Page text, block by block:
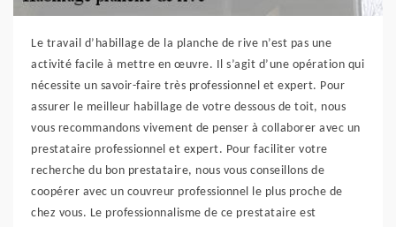
Le travail d’habillage de la planche de rive n’est pas une
activité facile à mettre en œuvre. Il s’agit d’une opération qui
nécessite un savoir-faire très professionnel et expert. Pour
assurer le meilleur habillage de votre dessous de toit, nous
vous recommandons vivement de penser à collaborer avec un
prestataire professionnel et expert. Pour faciliter votre
recherche du bon prestataire, nous vous conseillons de
coopérer avec un couvreur professionnel le plus proche de
chez vous. Le professionnalisme de ce prestataire est